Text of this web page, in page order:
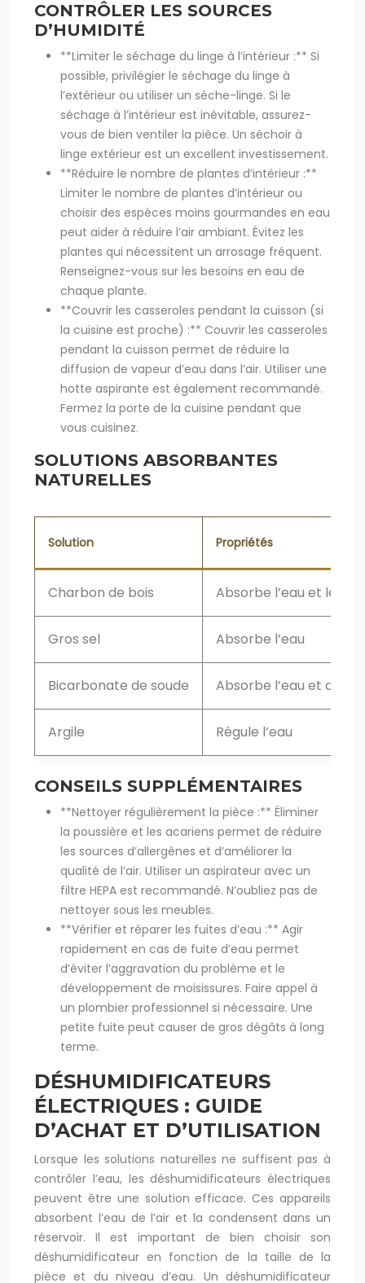
CONTRÔLER LES SOURCES
D’HUMIDITÉ
**Limiter le séchage du linge à l’intérieur :** Si
possible, privilégier le séchage du linge à
l’extérieur ou utiliser un sèche-linge. Si le
séchage à l’intérieur est inévitable, assurez-
vous de bien ventiler la pièce. Un séchoir à
linge extérieur est un excellent investissement.
**Réduire le nombre de plantes d’intérieur :**
Limiter le nombre de plantes d’intérieur ou
choisir des espèces moins gourmandes en eau
peut aider à réduire l’air ambiant. Évitez les
plantes qui nécessitent un arrosage fréquent.
Renseignez-vous sur les besoins en eau de
chaque plante.
**Couvrir les casseroles pendant la cuisson (si
la cuisine est proche) :** Couvrir les casseroles
pendant la cuisson permet de réduire la
diffusion de vapeur d’eau dans l’air. Utiliser une
hotte aspirante est également recommandé.
Fermez la porte de la cuisine pendant que
vous cuisinez.
SOLUTIONS ABSORBANTES
NATURELLES
Solution Propriétés
Charbon de bois Absorbe l’eau et les
Gros sel Absorbe l’eau
Bicarbonate de soude Absorbe l’eau et
Argile Régule l’eau
CONSEILS SUPPLÉMENTAIRES
**Nettoyer régulièrement la pièce :** Éliminer
la poussière et les acariens permet de réduire
les sources d’allergènes et d’améliorer la
qualité de l’air. Utiliser un aspirateur avec un
filtre HEPA est recommandé. N’oubliez pas de
nettoyer sous les meubles.
**Vérifier et réparer les fuites d’eau :** Agir
rapidement en cas de fuite d’eau permet
d’éviter l’aggravation du problème et le
développement de moisissures. Faire appel à
un plombier professionnel si nécessaire. Une
petite fuite peut causer de gros dégâts à long
terme.
DÉSHUMIDIFICATEURS
ÉLECTRIQUES : GUIDE
D’ACHAT ET D’UTILISATION
Lorsque les solutions naturelles ne suffisent pas à
contrôler l’eau, les déshumidificateurs électriques
peuvent être une solution efficace. Ces appareils
absorbent l’eau de l’air et la condensent dans un
réservoir. Il est important de bien choisir son
déshumidificateur en fonction de la taille de la
pièce et du niveau d’eau. Un déshumidificateur